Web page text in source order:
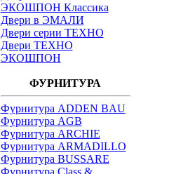
ЭКОШПОН Классика
Двери в ЭМАЛИ
Двери серии ТЕХНО
Двери ТЕХНО
ЭКОШПОН
ФУРНИТУРА
Фурнитура ADDEN BAU
Фурнитура AGB
Фурнитура ARCHIE
Фурнитура ARMADILLO
Фурнитура BUSSARE
Фурнитура Class &